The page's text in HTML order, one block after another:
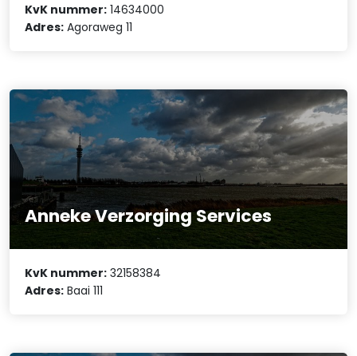
KvK nummer: 14634000
Adres: Agoraweg 11
Anneke Verzorging Services
KvK nummer: 32158384
Adres: Baai 111